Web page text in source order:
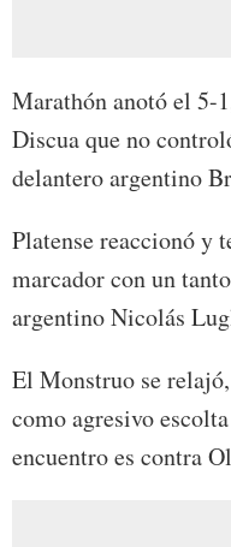
Marathón anotó el 5-
Discua que no
delantero argentino
Platense reaccionó y
marcador con un
argentino Nicolás
El Monstruo se
como agresivo
encuentro es contra